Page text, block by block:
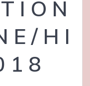
I O N
E / H I
1 8